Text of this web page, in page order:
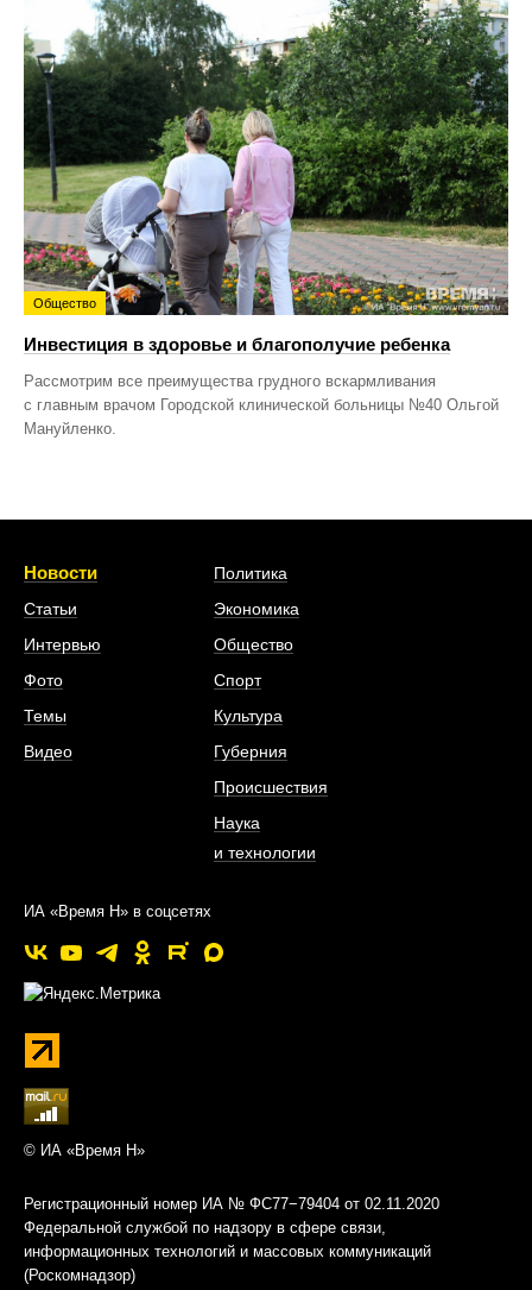
Общество
Инвестиция в здоровье и благополучие ребенка
Рассмотрим все преимущества грудного вскармливания
с главным врачом Городской клинической больницы №40 Ольгой
Мануйленко.
Новости
Статьи
Интервью
Фото
Темы
Видео
Политика
Экономика
Общество
Спорт
Культура
Губерния
Происшествия
Наука
и технологии
ИА «Время Н» в соцсетях
© ИА «Время Н»
Регистрационный номер ИА № ФС77−79404 от 02.11.2020
Федеральной службой по надзору в сфере связи,
информационных технологий и массовых коммуникаций
(Роскомнадзор)